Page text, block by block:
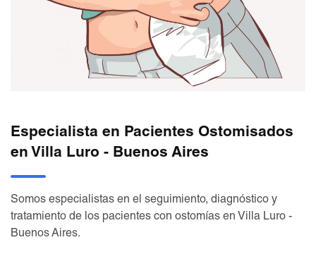
Especialista en Pacientes Ostomisados
en Villa Luro - Buenos Aires
Somos especialistas en el seguimiento, diagnóstico y
tratamiento de los pacientes con ostomías en Villa Luro -
Buenos Aires.